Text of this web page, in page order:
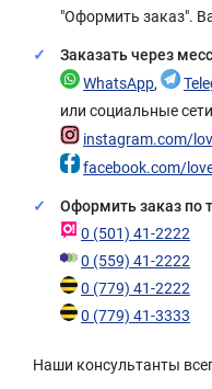
"Оформить заказ".
Заказать через
WhatsApp,
или социальные сети
instagram.com/
facebook.com/
Оформить заказ по
0 (501) 41-2222
0 (559) 41-2222
0 (779) 41-2222
0 (779) 41-3333
Наши консультанты